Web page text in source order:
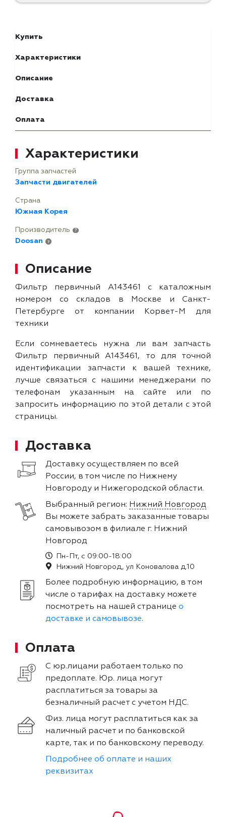
Купить
Характеристики
Описание
Доставка
Оплата
Характеристики
Группа запчастей
Запчасти двигателей
Страна
Южная Корея
Производитель ?
Doosan ?
Описание
Фильтр первичный A143461 с каталожным
номером со складов в Москве и Санкт-
Петербурге от компании Корвет-М для
техники
Если сомневаетесь нужна ли вам запчасть
Фильтр первичный A143461, то для точной
идентификации запчасти к вашей технике,
лучше связаться с нашими менеджерами по
телефонам указанным на сайте или по
запросить информацию по этой детали с этой
страницы.
Доставка
Доставку осуществляем по всей
России, в том числе по Нижнему
Новгороду и Нижегородской области.
Выбранный регион: Нижний Новгород
Вы можете забрать заказанные товары
самовывозом в филиале г. Нижний
Новгород
Пн-Пт, с 09:00-18:00
Нижний Новгород, ул Коновалова д.10
Более подробную информацию, в том
числе о тарифах на доставку можете
посмотреть на нашей странице о
доставке и самовывозе.
Оплата
С юр.лицами работаем только по
предоплате. Юр. лица могут
расплатиться за товары за
безналичный расчет с учетом НДС.
Физ. лица могут расплатиться как за
наличный расчет и по банковской
карте, так и по банковскому переводу.
Подробнее об оплате и наших
реквизитах